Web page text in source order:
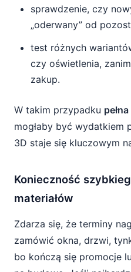
sprawdzenie, czy
„oderwany” od
test różnych
czy oświetlenia,
zakup.
W takim przypadku
mogłaby być wydatkiem
3D staje się kluczowym
Konieczność
materiałów
Zdarza się, że terminy
zamówić okna, drzwi,
bo kończą się promocje